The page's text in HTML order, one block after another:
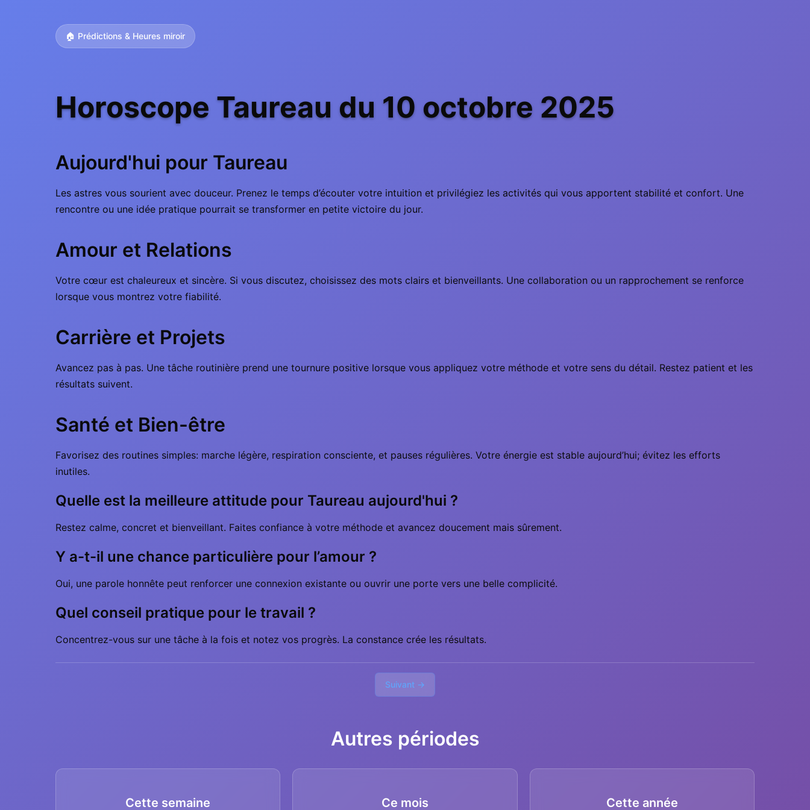
🏠 Prédictions & Heures miroir
Horoscope Taureau du 10 octobre 2025
Aujourd'hui pour Taureau
Les astres vous sourient avec douceur. Prenez le temps d’écouter votre intuition et privilégiez les activités qui vous apportent stabilité et confort. Une
rencontre ou une idée pratique pourrait se transformer en petite victoire du jour.
Amour et Relations
Votre cœur est chaleureux et sincère. Si vous discutez, choisissez des mots clairs et bienveillants. Une collaboration ou un rapprochement se renforce
lorsque vous montrez votre fiabilité.
Carrière et Projets
Avancez pas à pas. Une tâche routinière prend une tournure positive lorsque vous appliquez votre méthode et votre sens du détail. Restez patient et les
résultats suivent.
Santé et Bien-être
Favorisez des routines simples: marche légère, respiration consciente, et pauses régulières. Votre énergie est stable aujourd’hui; évitez les efforts
inutiles.
Quelle est la meilleure attitude pour Taureau aujourd'hui ?
Restez calme, concret et bienveillant. Faites confiance à votre méthode et avancez doucement mais sûrement.
Y a-t-il une chance particulière pour l’amour ?
Oui, une parole honnête peut renforcer une connexion existante ou ouvrir une porte vers une belle complicité.
Quel conseil pratique pour le travail ?
Concentrez-vous sur une tâche à la fois et notez vos progrès. La constance crée les résultats.
Suivant →
Autres périodes
Cette semaine Ce mois Cette année